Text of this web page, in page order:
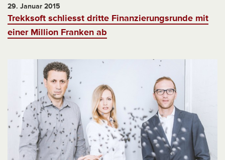
29. Januar 2015
Trekksoft schliesst dritte Finanzierungsrunde mit
einer Million Franken ab